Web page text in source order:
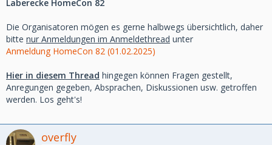
Laberecke HomeCon 82
Die Organisatoren mögen es gerne halbwegs übersichtlich, daher
bitte nur Anmeldungen im Anmeldethread unter
Anmeldung HomeCon 82 (01.02.2025)
Hier in diesem Thread hingegen können Fragen gestellt,
Anregungen gegeben, Absprachen, Diskussionen usw. getroffen
werden. Los geht's!
overfly